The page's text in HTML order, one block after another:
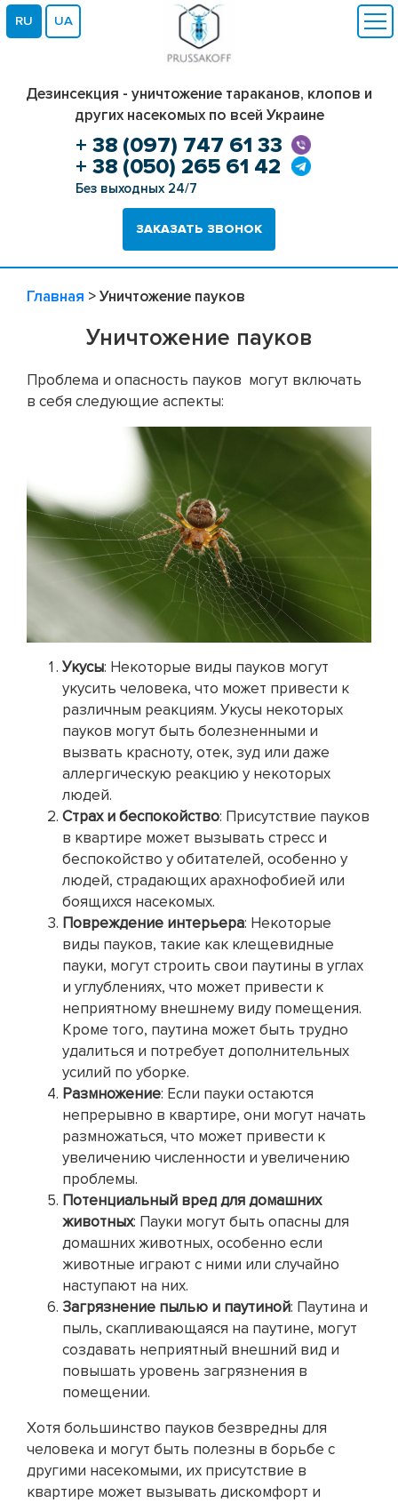
RU UA
Дезинсекция - уничтожение тараканов, клопов и
других насекомых по всей Украине
+ 38 (097) 747 61 33
+ 38 (050) 265 61 42
Без выходных 24/7
ЗАКАЗАТЬ ЗВОНОК
Главная >Уничтожение пауков
Уничтожение пауков
Проблема и опасность пауков могут включать
в себя следующие аспекты:
Укусы: Некоторые виды пауков могут
укусить человека, что может привести к
различным реакциям. Укусы некоторых
пауков могут быть болезненными и
вызвать красноту, отек, зуд или даже
аллергическую реакцию у некоторых
людей.
Страх и беспокойство: Присутствие пауков
в квартире может вызывать стресс и
беспокойство у обитателей, особенно у
людей, страдающих арахнофобией или
боящихся насекомых.
Повреждение интерьера: Некоторые
виды пауков, такие как клещевидные
пауки, могут строить свои паутины в углах
и углублениях, что может привести к
неприятному внешнему виду помещения.
Кроме того, паутина может быть трудно
удалиться и потребует дополнительных
усилий по уборке.
Размножение: Если пауки остаются
непрерывно в квартире, они могут начать
размножаться, что может привести к
увеличению численности и увеличению
проблемы.
Потенциальный вред для домашних
животных: Пауки могут быть опасны для
домашних животных, особенно если
животные играют с ними или случайно
наступают на них.
Загрязнение пылью и паутиной: Паутина и
пыль, скапливающаяся на паутине, могут
создавать неприятный внешний вид и
повышать уровень загрязнения в
помещении.
Хотя большинство пауков безвредны для
человека и могут быть полезны в борьбе с
другими насекомыми, их присутствие в
квартире может вызывать дискомфорт и